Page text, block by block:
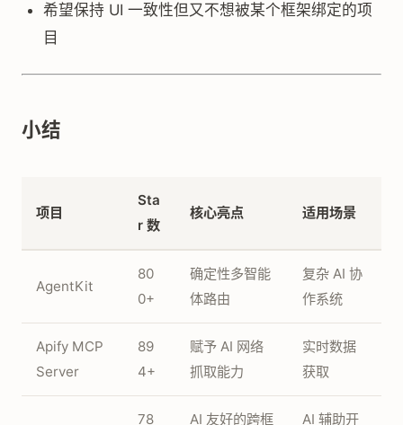
希望保持 UI 一致性但又不想被某个框架绑定的项
目
小结
项目
Sta
r 数
核心亮点 适用场景
AgentKit
80
0+
确定性多智能
体路由
复杂 AI 协
作系统
Apify MCP
Server
89
4+
赋予 AI 网络
抓取能力
实时数据
获取
78
AI 友好的跨框
AI 辅助开